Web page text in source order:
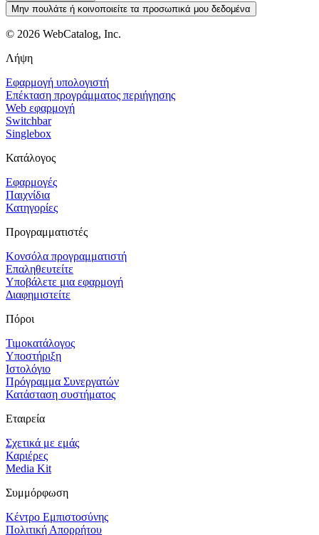
Μην πουλάτε ή κοινοποιείτε τα προσωπικά μου δεδομένα
© 2026 WebCatalog, Inc.
Λήψη
Εφαρμογή υπολογιστή
Επέκταση προγράμματος περιήγησης
Web εφαρμογή
Switchbar
Singlebox
Κατάλογος
Εφαρμογές
Παιχνίδια
Κατηγορίες
Προγραμματιστές
Κονσόλα προγραμματιστή
Επαληθευτείτε
Υποβάλετε μια εφαρμογή
Διαφημιστείτε
Πόροι
Τιμοκατάλογος
Υποστήριξη
Ιστολόγιο
Πρόγραμμα Συνεργατών
Κατάσταση συστήματος
Εταιρεία
Σχετικά με εμάς
Καριέρες
Media Kit
Συμμόρφωση
Κέντρο Εμπιστοσύνης
Πολιτική Απορρήτου